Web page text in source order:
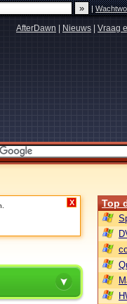
|
AfterDawn Nieuws Vraag
X Top